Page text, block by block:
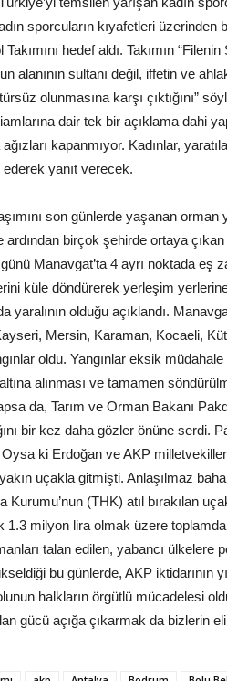
sporcuların kıyafetleri üzerinden
hedef aldı. Takımın
alanının sultanı değil, iffetin ve
olunmasına karşı çıktığını”
dair tek bir açıklama dahi
ağızları kapanmıyor. Kadınlar,
yanıt verecek.
son günlerde yaşanan
ardından birçok şehirde ortaya
Manavgat’ta 4 ayrı noktada eş
küle döndürerek yerleşim
yaralının olduğu açıklandı.
Mersin, Karaman, Kocaeli,
oldu. Yangınlar eksik
alınması ve tamamen
da, Tarım ve Orman Bakanı
bir kez daha gözler önüne serdi.
ki Erdoğan ve AKP
uçakla gitmişti. Anlaşılmaz
(THK) atıl bırakılan
1.3 milyon lira olmak üzere
talan edilen, yabancı
bu günlerde, AKP iktidarının
halkların örgütlü mücadelesi
gücü açığa çıkarmak da bizlerin